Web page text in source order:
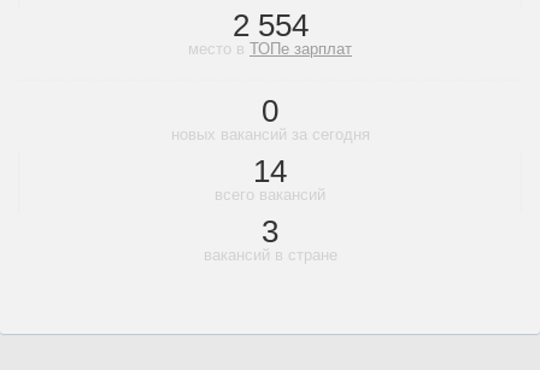
2 554
место в ТОПе зарплат
0
новых вакансий за сегодня
14
всего вакансий
3
вакансий в стране